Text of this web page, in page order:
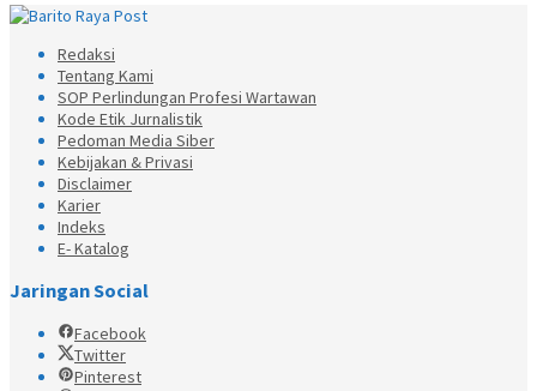
Redaksi
Tentang Kami
SOP Perlindungan Profesi Wartawan
Kode Etik Jurnalistik
Pedoman Media Siber
Kebijakan & Privasi
Disclaimer
Karier
Indeks
E- Katalog
Jaringan Social
Facebook
Twitter
Pinterest